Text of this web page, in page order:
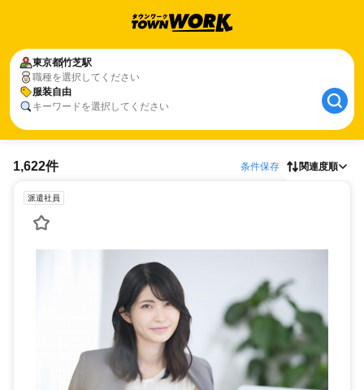
東京都竹芝駅
職種を選択してください
服装自由
キーワードを選択してください
1,622件 条件保存 関連度順
派遣社員